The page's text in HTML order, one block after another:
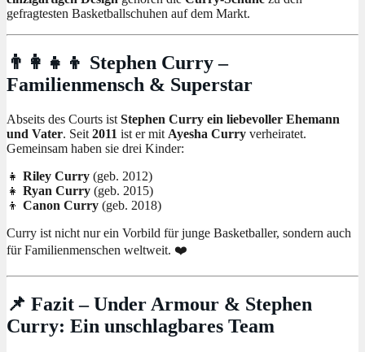
gefragtesten Basketballschuhen auf dem Markt.
👨‍👩‍👧‍👦 Stephen Curry –
Familienmensch & Superstar
Abseits des Courts ist Stephen Curry ein liebevoller Ehemann
und Vater. Seit 2011 ist er mit Ayesha Curry verheiratet.
Gemeinsam haben sie drei Kinder:
👧 Riley Curry (geb. 2012)
👧 Ryan Curry (geb. 2015)
👦 Canon Curry (geb. 2018)
Curry ist nicht nur ein Vorbild für junge Basketballer, sondern auch
für Familienmenschen weltweit. ❤️
📌 Fazit – Under Armour & Stephen
Curry: Ein unschlagbares Team